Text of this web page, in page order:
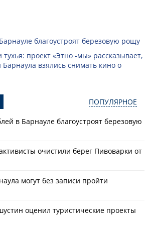
благоустроят березовую рощу
проект «Этно -мы» рассказывает,
взялись снимать кино о
ПОПУЛЯРНОЕ
в Барнауле благоустроят березовую
очистили берег Пивоварки от
могут без записи пройти
оценил туристические проекты